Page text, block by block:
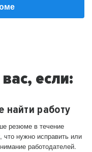
если:
найти работу
резюме в течение
что нужно исправить или
работодателей.